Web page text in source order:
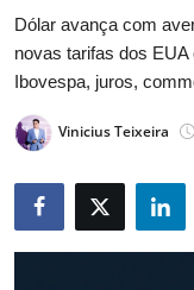
Cursos
Simuladores
Histórias
Dólar avança com
novas tarifas dos
Ibovespa, juros,
Vinicius Teixeira